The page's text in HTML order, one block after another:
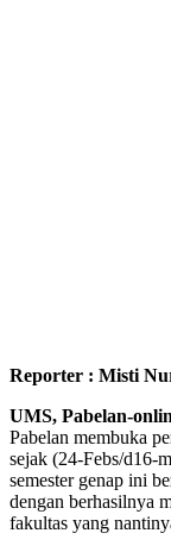
Reporter : Misti
UMS, Pabelan-
Pabelan membuka
sejak (24-Febs/d16-
semester genap ini
dengan berhasilnya
fakultas yang